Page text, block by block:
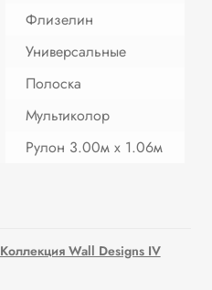
Коллекция Wall Designs IV
Флизелин
Универсальные
Полоска
Мультиколор
Рулон 3.00м х 1.06м